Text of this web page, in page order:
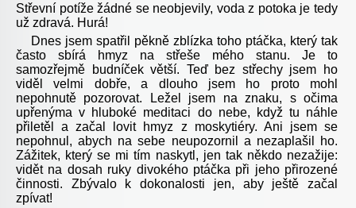
Střevní potíže žádné se neobjevily, voda z potoka je tedy
už zdravá. Hurá!
Dnes jsem spatřil pěkně zblízka toho ptáčka, který tak
často sbírá hmyz na střeše mého stanu. Je to
samozřejmě budníček větší. Teď bez střechy jsem ho
viděl velmi dobře, a dlouho jsem ho proto mohl
nepohnutě pozorovat. Ležel jsem na znaku, s očima
upřenýma v hluboké meditaci do nebe, když tu náhle
přiletěl a začal lovit hmyz z moskytiéry. Ani jsem se
nepohnul, abych na sebe neupozornil a nezaplašil ho.
Zážitek, který se mi tím naskytl, jen tak někdo nezažije:
vidět na dosah ruky divokého ptáčka při jeho přirozené
činnosti. Zbývalo k dokonalosti jen, aby ještě začal
zpívat!